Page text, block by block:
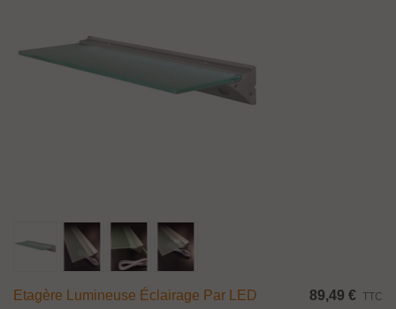
Etagère Lumineuse Éclairage Par LED 89,49 € TTC